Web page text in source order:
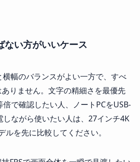
い方がいいケース
幅のバランスがよい一方で、すべ
りません。文字の精細さを最優先
で確認したい人、ノートPCをUSB-
しながら使いたい人は、27インチ4K
ルを先に比較してください。